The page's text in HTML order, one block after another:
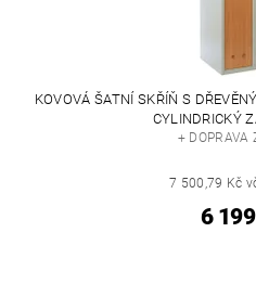
KOVOVÁ ŠATNÍ SKŘÍŇ S
CYLINDRICKÝ
+ DOPRAVA
7 500,79 Kč
6